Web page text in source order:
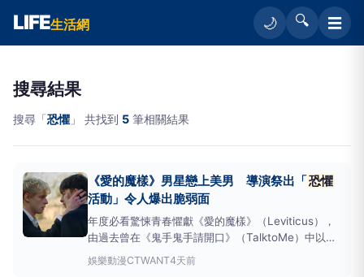
LIFE生活網 🌙 🔍 ☰
搜尋結果
搜尋「恐懼 」 共找到 5 筆相關結果
《愛的魔樣》男星戀上美男 導演祭出「恐懼
活動」令人爆出脆弱面
年度必看驚悚青春懼獻《愛的魔樣》（Leviticus），
由過去曾在《鬼手鬼手請開口》（TalktoMe）中以驚
悚演技驚豔眾人的喬伯德（JoeBird）領銜主演。他在
閱讀劇本後深受感動，提筆寫下飽含真心的信件大讚本
娛樂動漫CTWANT4天前